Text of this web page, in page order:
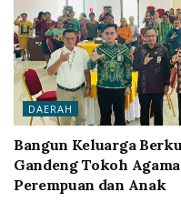
DAERAH
Bangun Keluarga
Gandeng Tokoh
Perempuan dan Anak